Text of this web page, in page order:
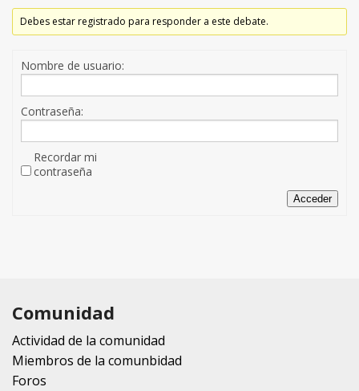
Debes estar registrado para responder a este debate.
Nombre de usuario:
Contraseña:
Recordar mi
contraseña
Acceder
Comunidad
Actividad de la comunidad
Miembros de la comunbidad
Foros